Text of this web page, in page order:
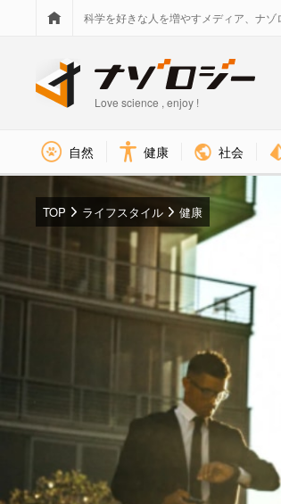
科学を好きな人を増やすメディア、ナ
Love science , enjoy !
自然 健康 社会
TOP ライフスタイル 健康